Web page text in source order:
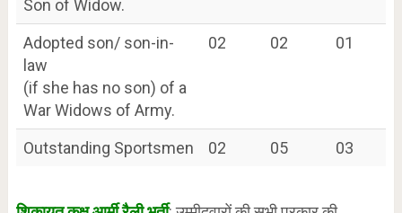
Son of Widow.
Adopted son/ son-in-
law
(if she has no son) of a
War Widows of Army.
02 02 01
Outstanding Sportsmen 02 05 03